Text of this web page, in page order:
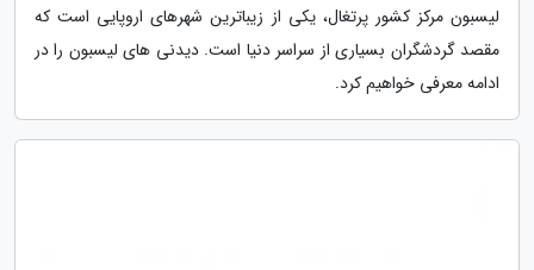
لیسبون مرکز کشور پرتغال، یکی از زیباترین شهرهای اروپایی است که
مقصد گردشگران بسیاری از سراسر دنیا است. دیدنی های لیسبون را در
ادامه معرفی خواهیم کرد.